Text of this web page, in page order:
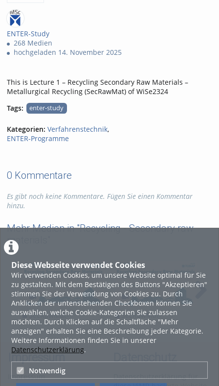
Diese Webseite verwendet Cookies
Wir verwenden Cookies, um unsere Website optimal für Sie
zu gestalten. Mit dem Bestätigen des Buttons "Akzeptieren"
stimmen Sie der Verwendung von Cookies zu. Durch
Anklicken der untenstehenden Checkboxen können Sie
auswählen, welche Cookie-Kategorien Sie zulassen
möchten. Durch Klicken auf die Schaltfläche "Mehr
anzeigen" erhalten Sie eine Beschreibung jeder Kategorie.
Weitere Informationen finden Sie in unserer
Datenschutzerklärung.
Notwendig
ENTER-Study
268 Medien
hochgeladen 14. November 2025
This is Lecture 1 – Recycling Secondary Raw Materials –
Metallurgical Recycling (SecRawMat) of WiSe2324
Tags:
enter-study
Kategorien: Verfahrenstechnik,
ENTER-Programme
0 Kommentare
Es gibt noch keine Kommentare. Fügen Sie einen Kommentar
hinzu.
Mehr Medien in "Recycling - Secondary raw
materials"
SecRawMat-
Metallurgial
Recycling_L_11_2024
SecRawMat-
Metallurgial
Recycling_L_10_2024
Impressum
Impressum
Datenschutzerklärung für